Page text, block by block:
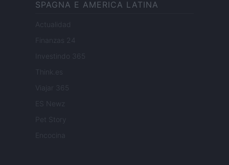
SPAGNA E AMERICA LATINA
Actualidad
Finanzas 24
Investindo 365
Think.es
Viajar 365
ES Newz
Pet Story
Encocina